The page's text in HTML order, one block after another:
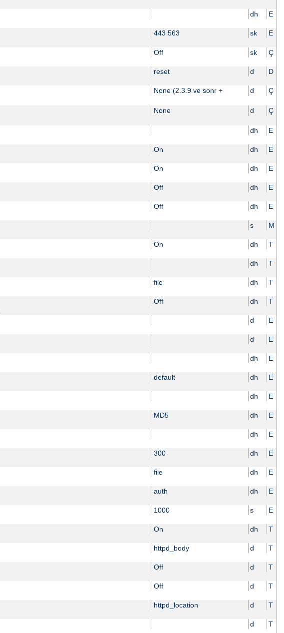
dh E
443 563 sk E
Off sk Ç
reset d D
None (2.3.9 ve sonr + d Ç
None d Ç
dh E
On dh E
On dh E
Off dh E
Off dh E
s M
On dh T
dh T
file dh T
Off dh T
d E
d E
dh E
default dh E
dh E
MD5 dh E
dh E
300 dh E
file dh E
auth dh E
1000 s E
On dh T
httpd_body d T
Off d T
Off d T
httpd_location d T
d T